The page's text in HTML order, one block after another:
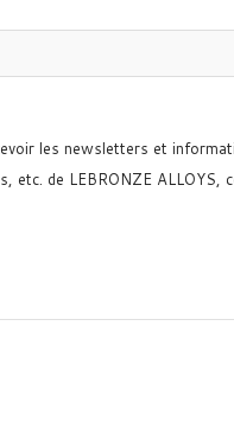
les newsletters et
etc. de LEBRONZE ALLOYS,